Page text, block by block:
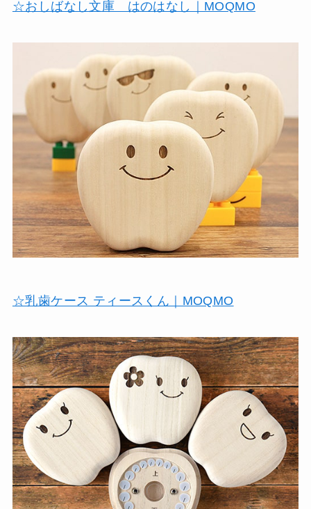
☆おしばなし文庫 はのはなし｜MOQMO
☆乳歯ケース ティースくん｜MOQMO